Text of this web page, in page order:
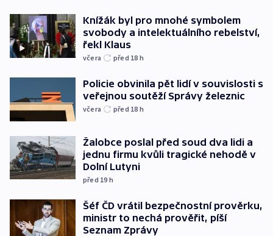
Knížák byl pro mnohé symbolem
svobody a intelektuálního rebelství,
řekl Klaus
včera před 18 h
Policie obvinila pět lidí v souvislosti s
veřejnou soutěží Správy železnic
včera před 18 h
Žalobce poslal před soud dva lidi a
jednu firmu kvůli tragické nehodě v
Dolní Lutyni
před 19 h
Šéf ČD vrátil bezpečnostní prověrku,
ministr to nechá prověřit, píší
Seznam Zprávy